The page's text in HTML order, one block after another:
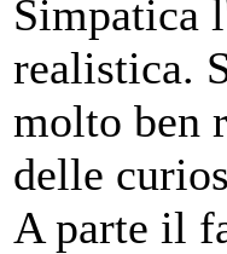
Simpatica
realistica.
molto ben
delle
A parte il